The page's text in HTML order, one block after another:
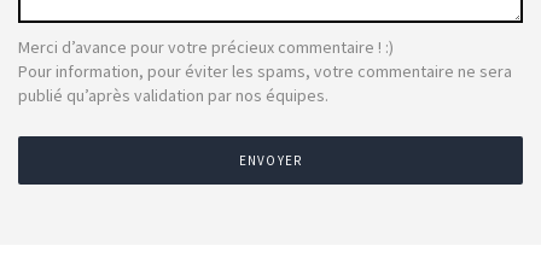
Merci d’avance pour votre précieux commentaire ! :)
Pour information, pour éviter les spams, votre commentaire ne sera
publié qu’après validation par nos équipes.
ENVOYER